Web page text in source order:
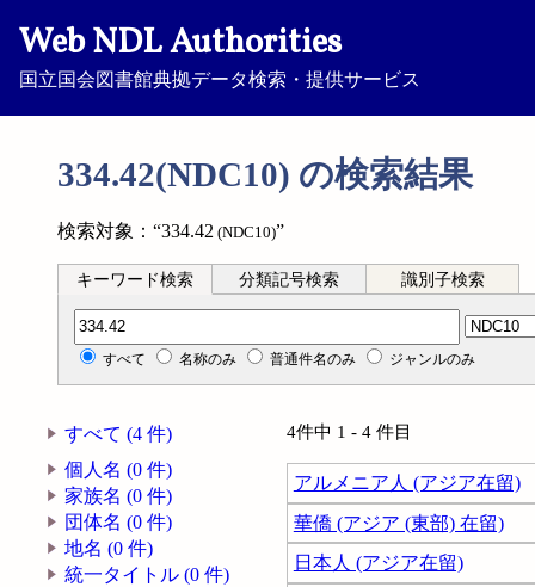
Web NDL Authorities
国立国会図書館典拠データ検索・提供サービス
334.42(NDC10) の検索結果
検索対象：“334.42 (NDC10)”
キーワード検索 分類記号検索 識別子検索
分類記号検索
すべて 名称のみ 普通件名のみ ジャンルのみ
すべて (4 件)
個人名 (0 件)
家族名 (0 件)
団体名 (0 件)
地名 (0 件)
統一タイトル (0 件)
4件中 1 - 4 件目
アルメニア人 (アジア在留)
華僑 (アジア (東部) 在留)
日本人 (アジア在留)